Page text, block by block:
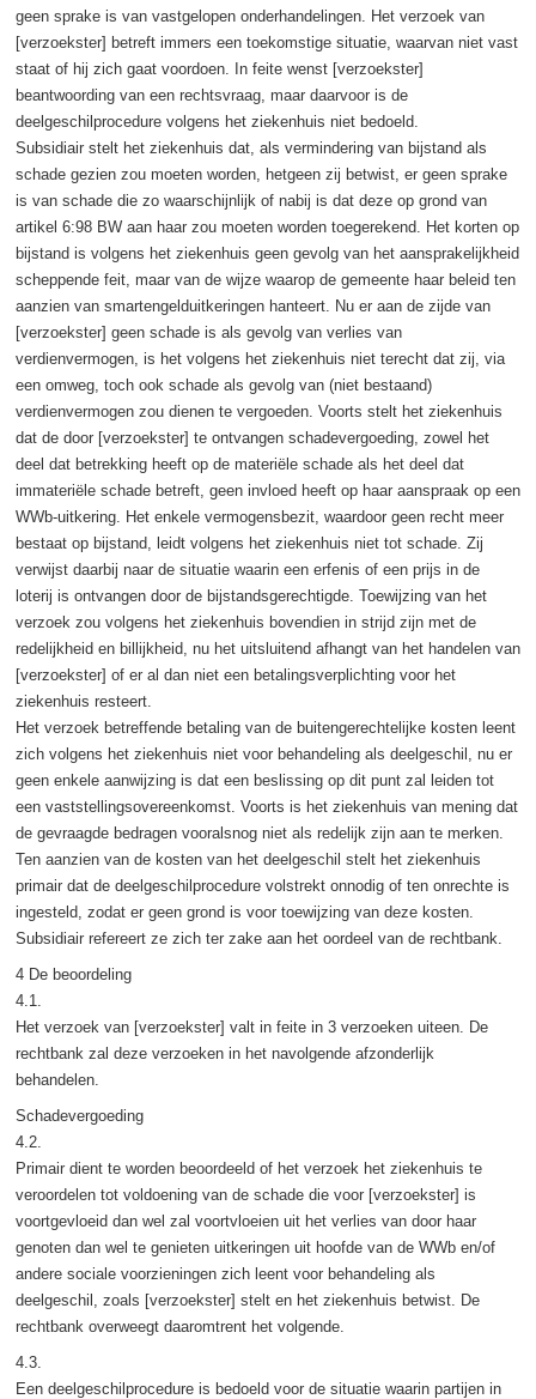
geen sprake is van vastgelopen onderhandelingen. Het verzoek van
[verzoekster] betreft immers een toekomstige situatie, waarvan niet vast
staat of hij zich gaat voordoen. In feite wenst [verzoekster]
beantwoording van een rechtsvraag, maar daarvoor is de
deelgeschilprocedure volgens het ziekenhuis niet bedoeld.
Subsidiair stelt het ziekenhuis dat, als vermindering van bijstand als
schade gezien zou moeten worden, hetgeen zij betwist, er geen sprake
is van schade die zo waarschijnlijk of nabij is dat deze op grond van
artikel 6:98 BW aan haar zou moeten worden toegerekend. Het korten op
bijstand is volgens het ziekenhuis geen gevolg van het aansprakelijkheid
scheppende feit, maar van de wijze waarop de gemeente haar beleid ten
aanzien van smartengelduitkeringen hanteert. Nu er aan de zijde van
[verzoekster] geen schade is als gevolg van verlies van
verdienvermogen, is het volgens het ziekenhuis niet terecht dat zij, via
een omweg, toch ook schade als gevolg van (niet bestaand)
verdienvermogen zou dienen te vergoeden. Voorts stelt het ziekenhuis
dat de door [verzoekster] te ontvangen schadevergoeding, zowel het
deel dat betrekking heeft op de materiële schade als het deel dat
immateriële schade betreft, geen invloed heeft op haar aanspraak op een
WWb-uitkering. Het enkele vermogensbezit, waardoor geen recht meer
bestaat op bijstand, leidt volgens het ziekenhuis niet tot schade. Zij
verwijst daarbij naar de situatie waarin een erfenis of een prijs in de
loterij is ontvangen door de bijstandsgerechtigde. Toewijzing van het
verzoek zou volgens het ziekenhuis bovendien in strijd zijn met de
redelijkheid en billijkheid, nu het uitsluitend afhangt van het handelen van
[verzoekster] of er al dan niet een betalingsverplichting voor het
ziekenhuis resteert.
Het verzoek betreffende betaling van de buitengerechtelijke kosten leent
zich volgens het ziekenhuis niet voor behandeling als deelgeschil, nu er
geen enkele aanwijzing is dat een beslissing op dit punt zal leiden tot
een vaststellingsovereenkomst. Voorts is het ziekenhuis van mening dat
de gevraagde bedragen vooralsnog niet als redelijk zijn aan te merken.
Ten aanzien van de kosten van het deelgeschil stelt het ziekenhuis
primair dat de deelgeschilprocedure volstrekt onnodig of ten onrechte is
ingesteld, zodat er geen grond is voor toewijzing van deze kosten.
Subsidiair refereert ze zich ter zake aan het oordeel van de rechtbank.
4 De beoordeling
4.1.
Het verzoek van [verzoekster] valt in feite in 3 verzoeken uiteen. De
rechtbank zal deze verzoeken in het navolgende afzonderlijk
behandelen.
Schadevergoeding
4.2.
Primair dient te worden beoordeeld of het verzoek het ziekenhuis te
veroordelen tot voldoening van de schade die voor [verzoekster] is
voortgevloeid dan wel zal voortvloeien uit het verlies van door haar
genoten dan wel te genieten uitkeringen uit hoofde van de WWb en/of
andere sociale voorzieningen zich leent voor behandeling als
deelgeschil, zoals [verzoekster] stelt en het ziekenhuis betwist. De
rechtbank overweegt daaromtrent het volgende.
4.3.
Een deelgeschilprocedure is bedoeld voor de situatie waarin partijen in